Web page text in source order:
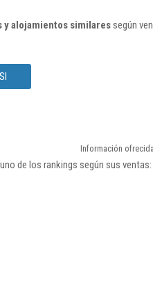
y alojamientos similaressegún
Información
de los rankings según sus ventas: